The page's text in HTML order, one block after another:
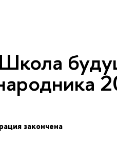
закончена